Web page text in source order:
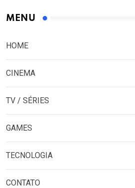
MENU
HOME
CINEMA
TV / SÉRIES
GAMES
TECNOLOGIA
CONTATO